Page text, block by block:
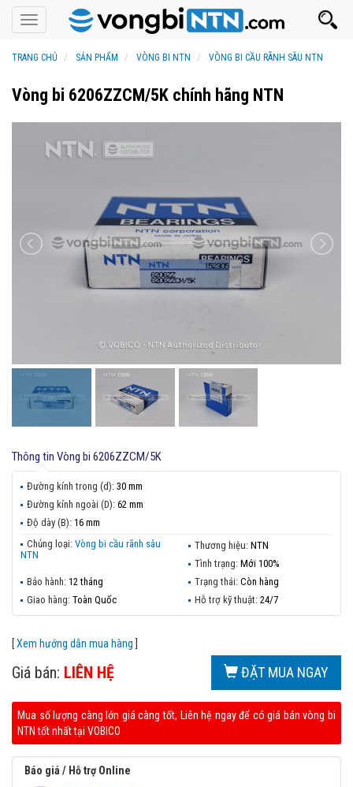
Toggle
navigation
TRANG CHỦ SẢN PHẨM VÒNG BI NTN VÒNG BI CẦU RÃNH SÂU NTN
Vòng bi 6206ZZCM/5K chính hãng NTN
Thông tin Vòng bi 6206ZZCM/5K
Đường kính trong (d): 30 mm
Đường kính ngoài (D): 62 mm
Độ dày (B): 16 mm
Chủng loại: Vòng bi cầu rãnh sâu
NTN
Thương hiệu: NTN
Tình trạng: Mới 100%
Bảo hành: 12 tháng Trạng thái: Còn hàng
Giao hàng: Toàn Quốc Hỗ trợ kỹ thuật: 24/7
[Xem hướng dẫn mua hàng
Giá bán: LIÊN HỆ ĐẶT MUA NGAY
Mua số lượng càng lớn giá càng tốt, Liên hệ ngay để có giá bán vòng bi
NTN tốt nhất tại VOBICO
Báo giá / Hỗ trợ Online